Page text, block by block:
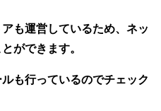
も運営しているため、ネッ
ができます。
も行っているのでチェック